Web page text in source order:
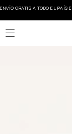
ENVÍO GRATIS A TODO EL PAÍS
